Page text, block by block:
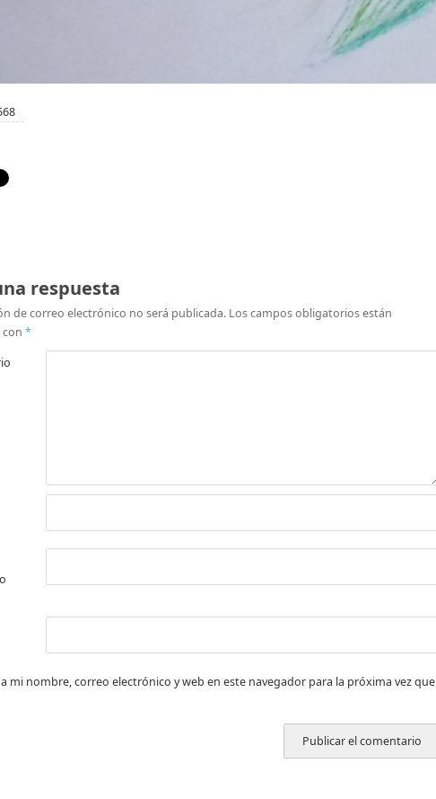
respuesta
de correo electrónico no será publicada. Los campos obligatorios están
con *
mi nombre, correo electrónico y web en este navegador para la próxima vez que